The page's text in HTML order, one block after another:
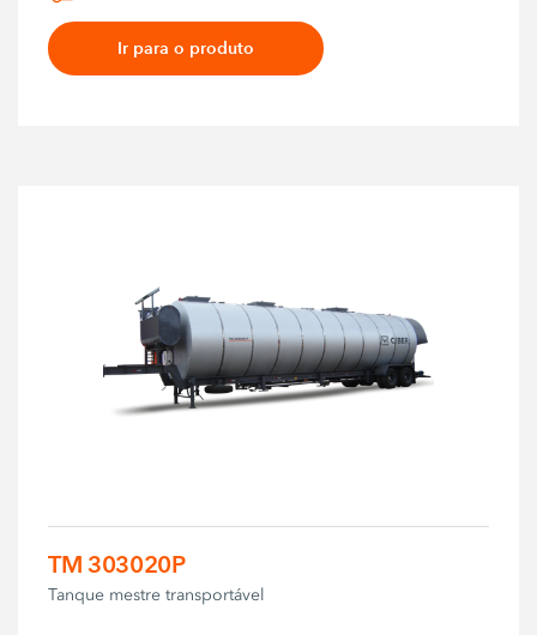
Ir para o produto
TM 303020P
Tanque mestre transportável